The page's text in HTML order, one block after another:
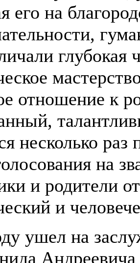
его на
глубокая
отношение к
несколько
на
и родители
и
ушел на
Андреевича